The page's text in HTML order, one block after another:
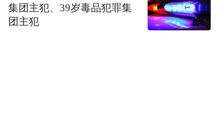
集团主犯、39岁毒品犯罪集
团主犯